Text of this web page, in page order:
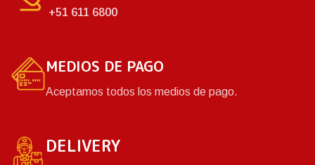
+51 611 6800
MEDIOS DE PAGO
Aceptamos todos los medios de pago.
DELIVERY